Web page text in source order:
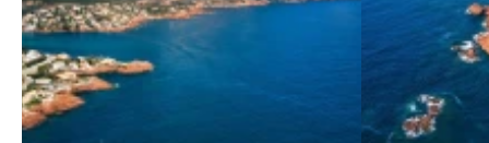
Adresse
Frenchriviera Underwater Services
485 Boulevard de la Plage
Saint-Raphaël